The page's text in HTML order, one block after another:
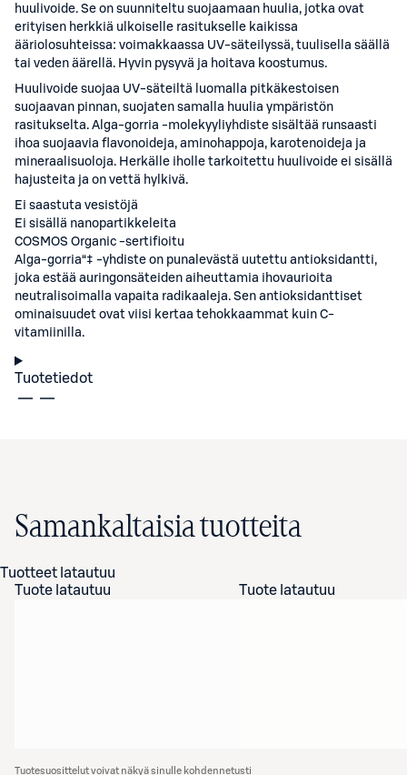
huulivoide. Se on suunniteltu suojaamaan huulia, jotka ovat
erityisen herkkiä ulkoiselle rasitukselle kaikissa
ääriolosuhteissa: voimakkaassa UV-säteilyssä, tuulisella säällä
tai veden äärellä. Hyvin pysyvä ja hoitava koostumus.
Huulivoide suojaa UV-säteiltä luomalla pitkäkestoisen
suojaavan pinnan, suojaten samalla huulia ympäristön
rasitukselta. Alga-gorria -molekyyliyhdiste sisältää runsaasti
ihoa suojaavia flavonoideja, aminohappoja, karotenoideja ja
mineraalisuoloja. Herkälle iholle tarkoitettu huulivoide ei sisällä
hajusteita ja on vettä hylkivä.
Ei saastuta vesistöjä
Ei sisällä nanopartikkeleita
COSMOS Organic -sertifioitu
Alga-gorria“‡ -yhdiste on punalevästä uutettu antioksidantti,
joka estää auringonsäteiden aiheuttamia ihovaurioita
neutralisoimalla vapaita radikaaleja. Sen antioksidanttiset
ominaisuudet ovat viisi kertaa tehokkaammat kuin C-
vitamiinilla.
Tuotetiedot
Samankaltaisia tuotteita
Tuotteet latautuu
Tuote latautuu
Tuote latautuu
Tuotesuosittelut voivat näkyä sinulle kohdennetusti